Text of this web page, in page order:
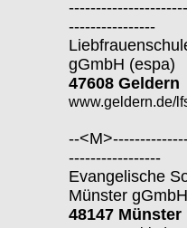
----------------
gGmbH (espa)
47608 Geldern
www.geldern.de/
--
-----------------
Evangelische
Münster gGmbH
48147 Münster